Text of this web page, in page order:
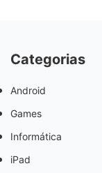
Categorias
Android
Games
Informática
iPad